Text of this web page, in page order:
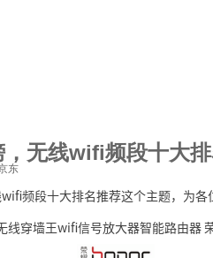
无线wifi频段十大
东
频段十大排名推荐这个主题，为
线穿墙王wifi信号放大器智能路由器